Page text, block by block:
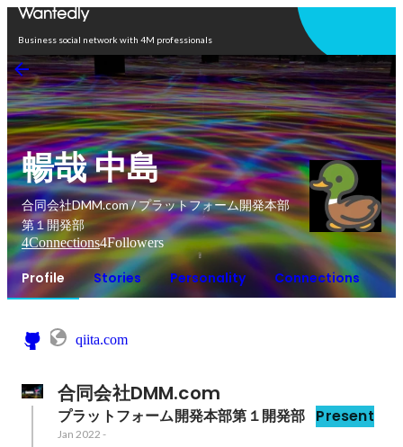
Business social network with 4M professionals
暢哉 中島
合同会社DMM.com / プラットフォーム開発本部
第１開発部
4Connections4Followers
Profile Stories Personality Connections
qiita.com
合同会社DMM.com
プラットフォーム開発本部第１開発部 Present
Jan 2022 -